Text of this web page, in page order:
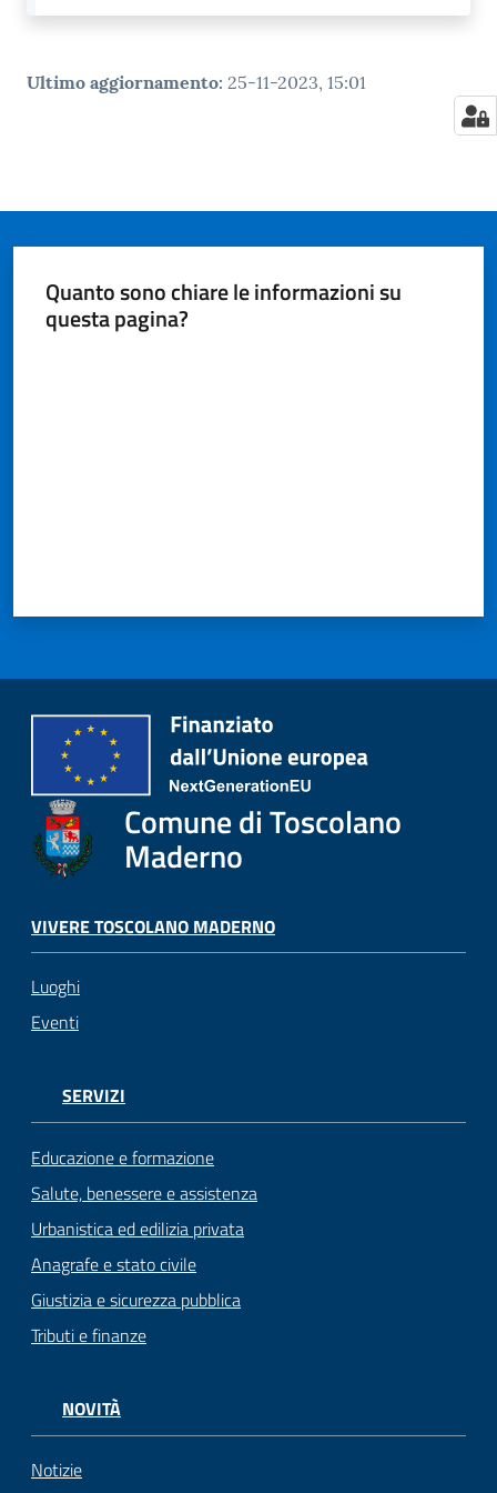
Ultimo aggiornamento: 25-11-2023, 15:01
Quanto sono chiare le informazioni su
questa pagina?
Comune di Toscolano
Maderno
VIVERE TOSCOLANO MADERNO
Luoghi
Eventi
SERVIZI
Educazione e formazione
Salute, benessere e assistenza
Urbanistica ed edilizia privata
Anagrafe e stato civile
Giustizia e sicurezza pubblica
Tributi e finanze
NOVITÀ
Notizie